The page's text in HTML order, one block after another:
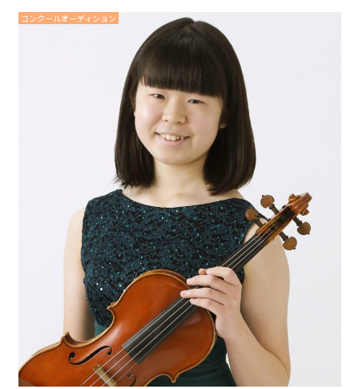
コンクールオーディション